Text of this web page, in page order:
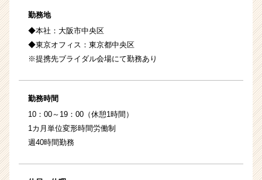
勤務地
◆本社：大阪市中央区
◆東京オフィス：東京都中央区
※提携先ブライダル会場にて勤務あり
勤務時間
10：00～19：00（休憩1時間）
1カ月単位変形時間労働制
週40時間勤務